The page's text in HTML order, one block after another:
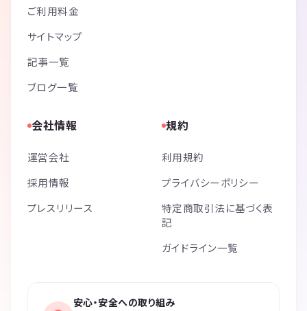
ご利用料金
サイトマップ
記事一覧
ブログ一覧
会社情報
運営会社
採用情報
プレスリリース
規約
利用規約
プライバシーポリシー
特定商取引法に基づく表
記
ガイドライン一覧
安心・安全への取り組み